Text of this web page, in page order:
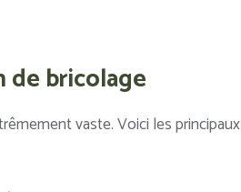
de bricolage
vaste. Voici les principaux